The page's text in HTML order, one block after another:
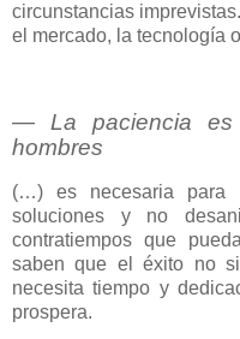
circunstancias
el mercado, la tecnología
― La paciencia
hombres
(…) es necesaria para
soluciones y no
contratiempos que
saben que el éxito no
necesita tiempo y
prospera.